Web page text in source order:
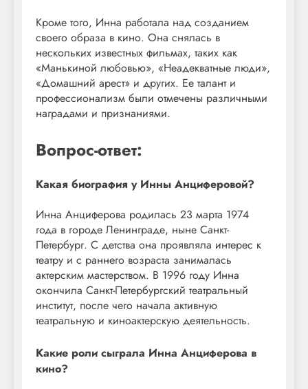
Кроме того, Инна работала над созданием
своего образа в кино. Она снялась в
нескольких известных фильмах, таких как
«Манькиной любовью», «Неадекватные люди»,
«Домашний арест» и других. Ее талант и
профессионализм были отмечены различными
наградами и признаниями.
Вопрос-ответ:
Какая биография у Инны Анциферовой?
Инна Анциферова родилась 23 марта 1974
года в городе Ленинграде, ныне Санкт-
Петербург. С детства она проявляла интерес к
театру и с раннего возраста занималась
актерским мастерством. В 1996 году Инна
окончила Санкт-Петербургский театральный
институт, после чего начала активную
театральную и киноактерскую деятельность.
Какие роли сыграла Инна Анциферова в
кино?